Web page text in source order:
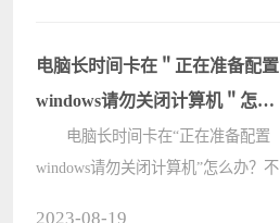
要的朋友们一起来了解下吧。
Win????
电脑长时间卡在＂正在准备配置
windows请勿关闭计算机＂怎么
办？
电脑长时间卡在“正在准备配置
windows请勿关闭计算机”怎么办？不
2023-08-19